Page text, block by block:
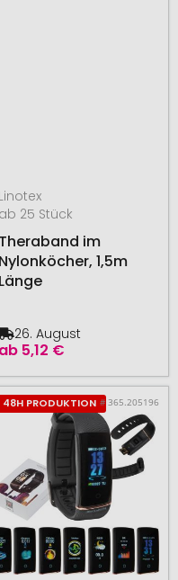
Linotex
ab 25 Stück
Theraband im
Nylonköcher, 1,5m
Länge
ab 5,12 €
26. August
48H PRODUKTION # 365.205196